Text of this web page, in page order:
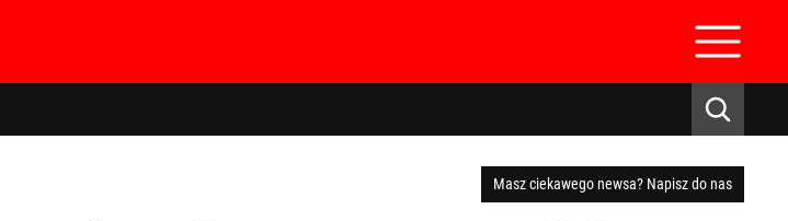
Masz ciekawego newsa? Napisz do nas